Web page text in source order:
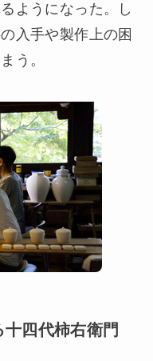
ようになった。し
入手や製作上の困
う。
四代柿右衛門